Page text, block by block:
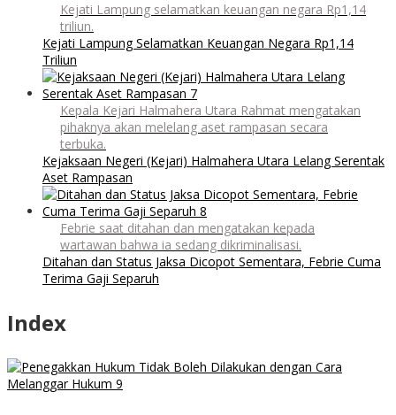
Kejati Lampung selamatkan keuangan negara Rp1,14
triliun.
Kejati Lampung Selamatkan Keuangan Negara Rp1,14
Triliun
Kepala Kejari Halmahera Utara Rahmat mengatakan
pihaknya akan melelang aset rampasan secara
terbuka.
Kejaksaan Negeri (Kejari) Halmahera Utara Lelang Serentak
Aset Rampasan
Febrie saat ditahan dan mengatakan kepada
wartawan bahwa ia sedang dikriminalisasi.
Ditahan dan Status Jaksa Dicopot Sementara, Febrie Cuma
Terima Gaji Separuh
Index